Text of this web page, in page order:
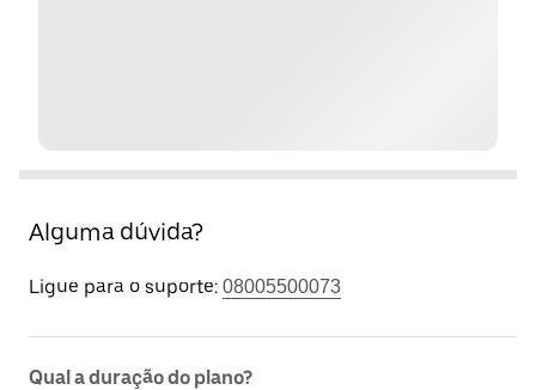
Alguma dúvida?
Ligue para o suporte: 08005500073
Qual a duração do plano?